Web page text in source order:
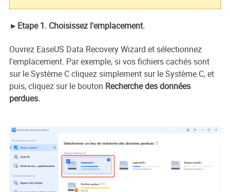
►Etape 1. Choisissez l'emplacement.
Ouvrez EaseUS Data Recovery Wizard et sélectionnez
l'emplacement. Par exemple, si vos fichiers cachés sont
sur le Système C cliquez simplement sur le Système C, et
puis, cliquez sur le bouton Recherche des données
perdues.